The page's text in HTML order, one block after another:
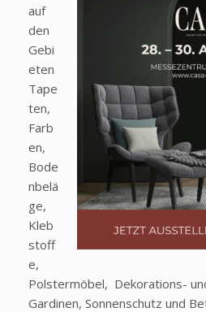
auf
den
Gebi
eten
Tape
ten,
Farb
en,
Bode
nbelä
ge,
Kleb
stoff
e,
Polstermöbel, Dekorations-
Gardinen, Sonnenschutz und